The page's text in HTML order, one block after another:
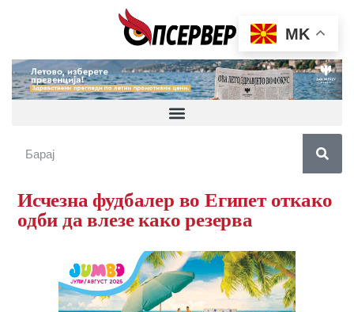
Исчезна фудбалер во Египет откако
одби да влезе како резерва
MK